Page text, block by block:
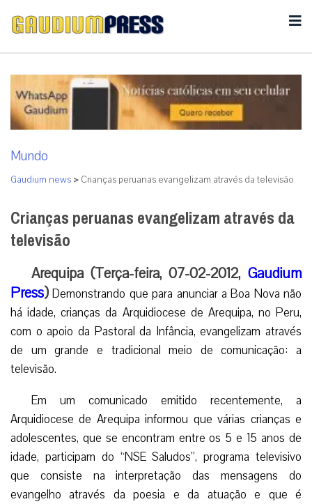
Mundo
Gaudium news > Crianças peruanas evangelizam através da televisão
Crianças peruanas evangelizam através da
televisão
Arequipa (Terça-feira, 07-02-2012, Gaudium
Press) Demonstrando que para anunciar a Boa Nova não
há idade, crianças da Arquidiocese de Arequipa, no Peru,
com o apoio da Pastoral da Infância, evangelizam através
de um grande e tradicional meio de comunicação: a
televisão.
Em um comunicado emitido recentemente, a
Arquidiocese de Arequipa informou que várias crianças e
adolescentes, que se encontram entre os 5 e 15 anos de
idade, participam do “NSE Saludos”, programa televisivo
que consiste na interpretação das mensagens do
evangelho através da poesia e da atuação e que é